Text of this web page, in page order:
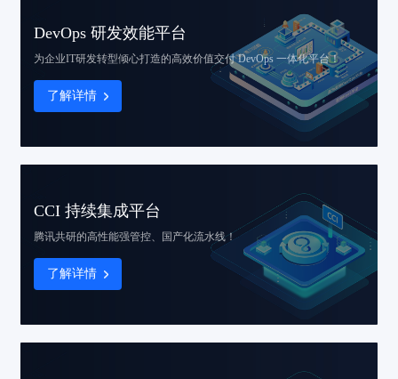
DevOps 研发效能平台
为企业IT研发转型倾心打造的高效价值交付 DevOps 一体化平台！
了解详情
CCI 持续集成平台
腾讯共研的高性能强管控、国产化流水线！
了解详情